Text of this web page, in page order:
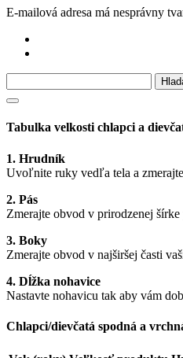
E-mailová adresa má nesprávny
Tabulka velkosti chlapci a
1. Hrudník
Uvoľnite ruky vedľa tela a
2. Pás
Zmerajte obvod v prirodzenej šírke
3. Boky
Zmerajte obvod v najširšej časti
4. Dĺžka nohavice
Nastavte nohavicu tak aby vám
Chlapci/dievčatá spodná a